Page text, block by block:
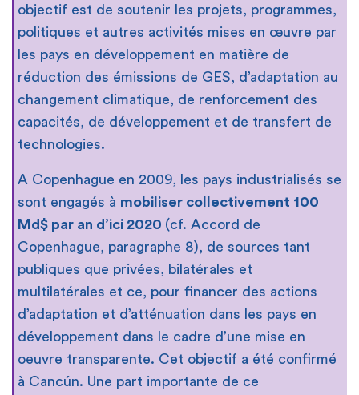
objectif est de soutenir les projets, programmes,
politiques et autres activités mises en œuvre par
les pays en développement en matière de
réduction des émissions de GES, d’adaptation au
changement climatique, de renforcement des
capacités, de développement et de transfert de
technologies.
A Copenhague en 2009, les pays industrialisés se
sont engagés à mobiliser collectivement 100
Md$ par an d’ici 2020 (cf. Accord de
Copenhague, paragraphe 8), de sources tant
publiques que privées, bilatérales et
multilatérales et ce, pour financer des actions
d’adaptation et d’atténuation dans les pays en
développement dans le cadre d’une mise en
oeuvre transparente. Cet objectif a été confirmé
à Cancún. Une part importante de ce